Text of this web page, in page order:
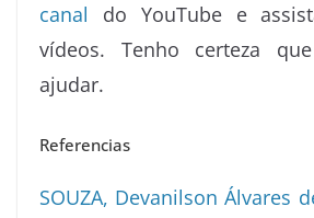
canal do YouTube e
vídeos. Tenho certeza
ajudar.
Referencias
SOUZA, Devanilson Álvares